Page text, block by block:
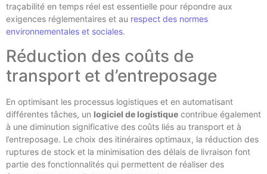
traçabilité en temps réel est essentielle pour répondre aux
exigences réglementaires et au respect des normes
environnementales et sociales.
Réduction des coûts de
transport et d’entreposage
En optimisant les processus logistiques et en automatisant
différentes tâches, un logiciel de logistique contribue également
à une diminution significative des coûts liés au transport et à
l’entreposage. Le choix des itinéraires optimaux, la réduction des
ruptures de stock et la minimisation des délais de livraison font
partie des fonctionnalités qui permettent de réaliser des